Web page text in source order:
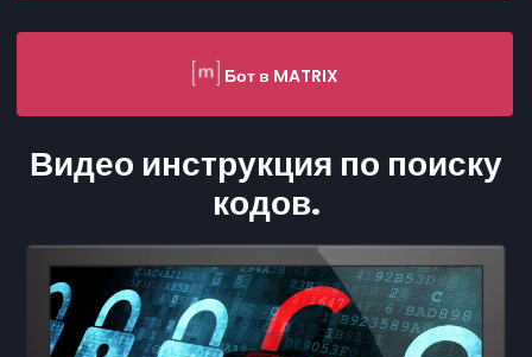
Бот в MATRIX
Видео инструкция по поиску
кодов.